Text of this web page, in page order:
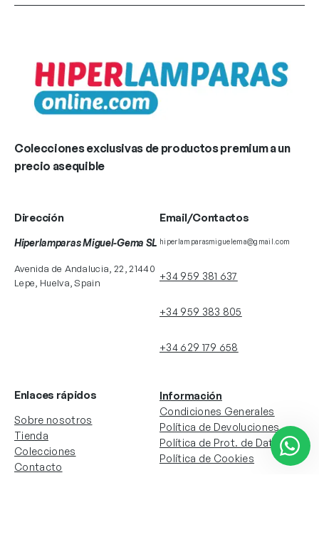
Colecciones exclusivas de productos premium a un
precio asequible
Dirección
Hiperlamparas Miguel-Gema SL
Avenida de Andalucia, 22, 21440
Lepe, Huelva, Spain
Email/Contactos
hiperlamparasmiguelema@gmail.com
+34 959 381 637
+34 959 383 805
+34 629 179 658
Enlaces rápidos
Sobre nosotros
Tienda
Colecciones
Contacto
Información
Condiciones Generales
Política de Devoluciones
Política de Prot. de Datos
Política de Cookies